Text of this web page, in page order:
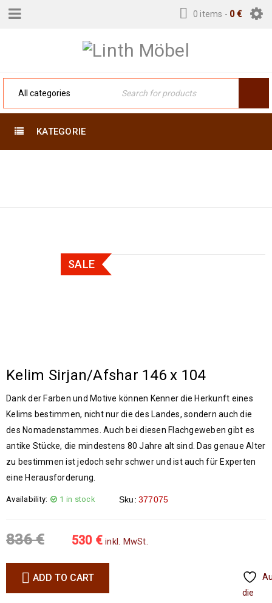
0 items - 0€
KATEGORIE
SALE
Kelim Sirjan/Afshar 146 x 104
Dank der Farben und Motive können Kenner die Herkunft eines
Kelims bestimmen, nicht nur die des Landes, sondern auch die
des Nomadenstammes. Auch bei diesen Flachgeweben gibt es
antike Stücke, die mindestens 80 Jahre alt sind. Das genaue Alter
zu bestimmen ist jedoch sehr schwer und ist auch für Experten
eine Herausforderung.
Availability: 1 in stock Sku: 377075
836€ 530 € inkl. MwSt.
ADD TO CART
die